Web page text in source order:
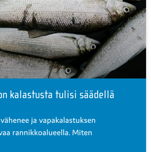
kalastusta tulisi säädellä
ja vapakalastuksen
rannikkoalueella. Miten